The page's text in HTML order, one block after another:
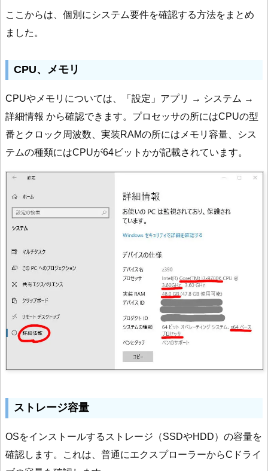
ここからは、個別にシステム要件を確認する方法をまとめ
ました。
CPU、メモリ
CPUやメモリについては、「設定」アプリ → システム →
詳細情報 から確認できます。プロセッサの所にはCPUの型
番とクロック周波数、実装RAMの所にはメモリ容量、シス
テムの種類にはCPUが64ビットかが記載されています。
ストレージ容量
OSをインストールするストレージ（SSDやHDD）の容量を
確認します。これは、普通にエクスプローラーからCドライ